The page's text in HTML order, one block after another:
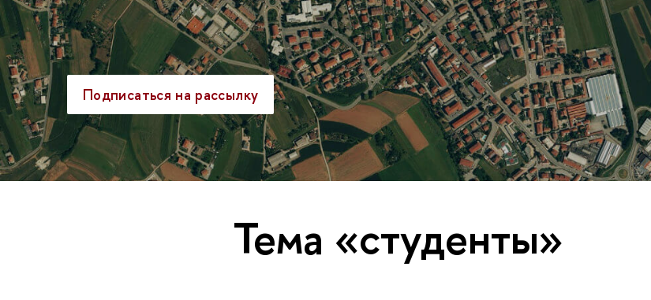
Подписаться на рассылку
Тема «студенты»